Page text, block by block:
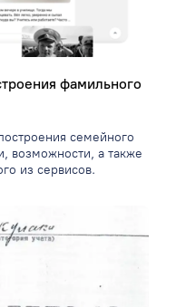
фамильного
семейного
возможности, а также
из сервисов.